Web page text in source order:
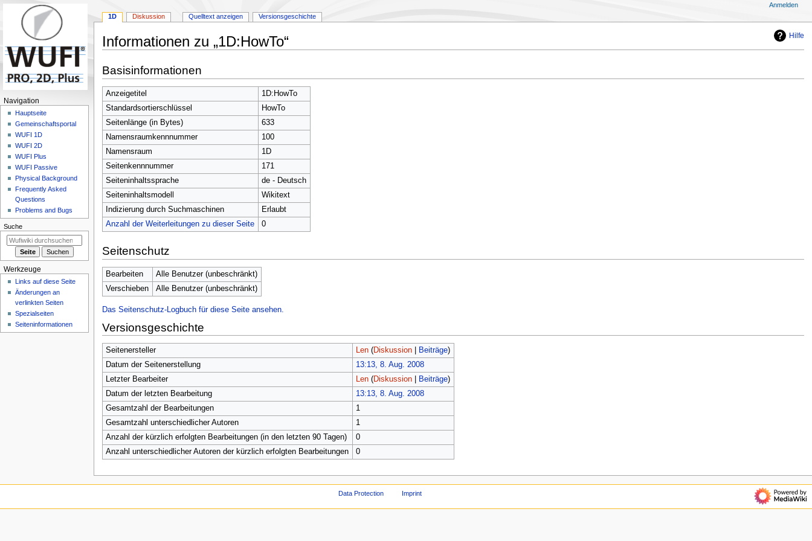
Hilfe
Informationen zu „1D:HowTo“
Navigation
springen
Suche
springen
Basisinformationen
Anzeigetitel
1D:HowTo
Standardsortierschlüssel
HowTo
Seitenlänge (in Bytes)
633
Namensraumkennnummer
100
Namensraum
1D
Seitenkennnummer
171
Seiteninhaltssprache
de - Deutsch
Seiteninhaltsmodell
Wikitext
Indizierung durch Suchmaschinen
Erlaubt
Anzahl der Weiterleitungen zu dieser Seite
0
Seitenschutz
Bearbeiten
Alle Benutzer (unbeschränkt)
Verschieben
Alle Benutzer (unbeschränkt)
Das Seitenschutz-Logbuch für diese Seite ansehen.
Versionsgeschichte
Seitenersteller Len (Diskussion| Beiträge)
Datum der Seitenerstellung
13:13, 8. Aug. 2008
Letzter Bearbeiter
Len (Diskussion| Beiträge)
Datum der letzten Bearbeitung
13:13, 8. Aug. 2008
Gesamtzahl der Bearbeitungen
1
Gesamtzahl unterschiedlicher Autoren
1
Anzahl der kürzlich erfolgten Bearbeitungen (in den letzten 90 Tagen)
0
Anzahl unterschiedlicher Autoren der kürzlich erfolgten Bearbeitungen
0
N
n
s
m
e
n
1D Diskussion Quelltext anzeigen Versionsgeschichte
Anmelden
Navigation
Hauptseite
Gemeinschafts­portal
WUFI 1D
WUFI 2D
WUFI Plus
WUFI Passive
Physical Background
Frequently Asked
Questions
Problems and Bugs
Suche
Werkzeuge
Links auf diese Seite
Änderungen an
verlinkten Seiten
Spezialseiten
Seiten­­informationen
Data Protection Imprint